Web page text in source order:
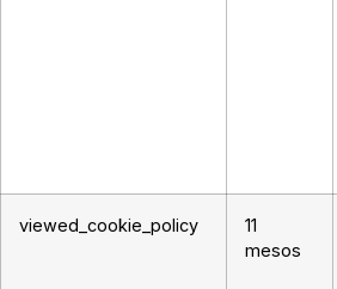
viewed_cookie_policy
11
mesos